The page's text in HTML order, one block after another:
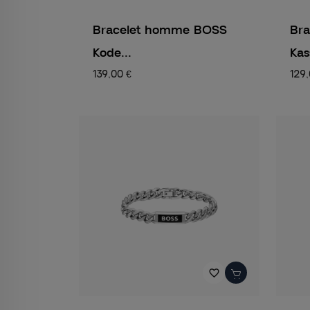
Bracelet homme BOSS
Kode...
139,00 €
favorite_border